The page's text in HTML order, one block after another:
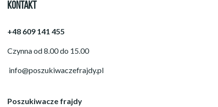
KONTAKT
+48 609 141 455
Czynna od 8.00 do 15.00
info@poszukiwaczefrajdy.pl
Poszukiwacze frajdy